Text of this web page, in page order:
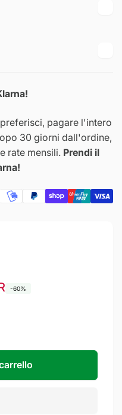
pagare l'intero
30 giorni dall'ordine,
rate mensili. Prendi il
-60%